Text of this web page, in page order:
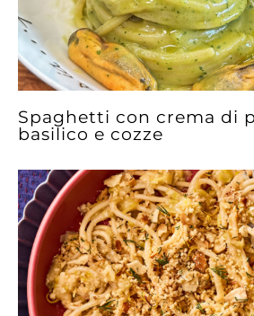
Spaghetti con crema di
basilico e cozze